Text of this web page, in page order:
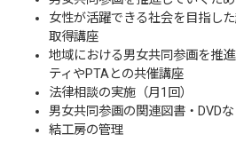
女性が活躍できる社会を目指し
取得講座
地域における男女共同参画を推
ティやPTAとの共催講座
法律相談の実施（月1回）
男女共同参画の関連図書・DVD
結工房の管理